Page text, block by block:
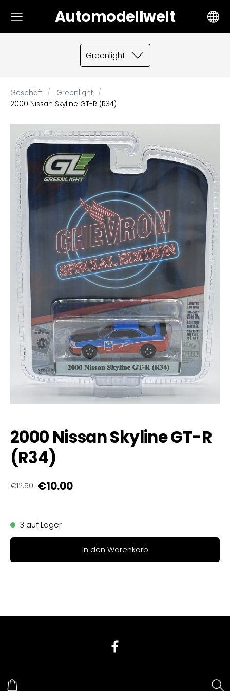
Automodellwelt
Greenlight
Geschäft
Greenlight
2000 Nissan Skyline GT-R (R34)
2000 Nissan Skyline GT-R
(R34)
€12.50 €10.00
3 auf Lager
In den Warenkorb